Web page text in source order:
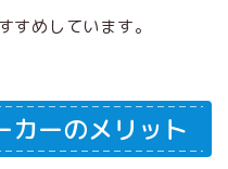
すめしています。
カーのメリット